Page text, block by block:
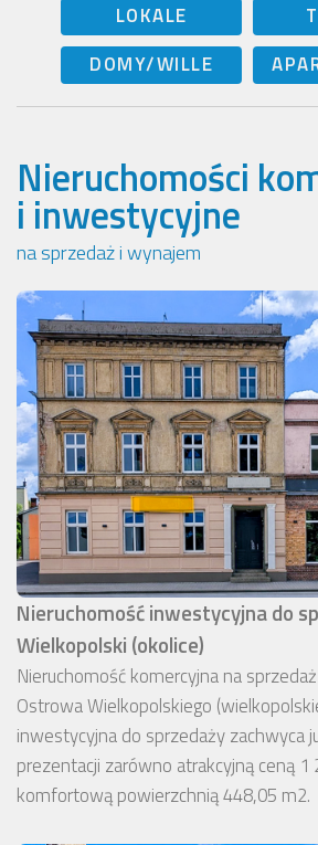
LOKALE
DOMY/WILLE
Nieruchomości
i inwestycyjne
na sprzedaż i wynajem
Nieruchomość inwestycyjna do
Wielkopolski (okolice)
Nieruchomość komercyjna na
Ostrowa Wielkopolskiego
inwestycyjna do sprzedaży zachwyca
prezentacji zarówno atrakcyjną ceną 1
komfortową powierzchnią 448,05 m2.